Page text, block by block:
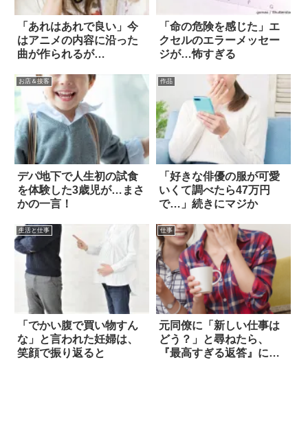
「あれはあれで良い」今
はアニメの内容に沿った
曲が作られるが…
「命の危険を感じた」エ
クセルのエラーメッセー
ジが…怖すぎる
お店＆接客
デパ地下で人生初の試食
を体験した3歳児が…まさ
かの一言！
作品
「好きな俳優の服が可愛
いくて調べたら47万円
で…」続きにマジか
生活と仕事
「でかい腹で買い物すん
な」と言われた妊婦は、
笑顔で振り返ると
仕事
元同僚に「新しい仕事は
どう？」と尋ねたら、
『最高すぎる返答』に癒